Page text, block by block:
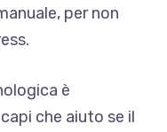
per non
è
che aiuto se il